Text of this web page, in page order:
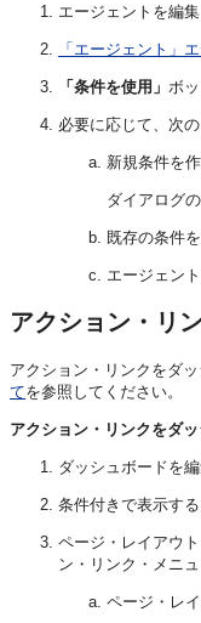
エージェントを編集
「エージェント」
「条件を使用」 ボ
必要に応じて、次の
新規条件を作
ダイアログ
既存の条件を
エージェン
アクション・リ
アクション・リンクをダ
てを参照してください。
アクション・リンクをダ
ダッシュボードを
条件付きで表示す
ページ・レイアウ
ン・リンク・メニ
ページ・レ